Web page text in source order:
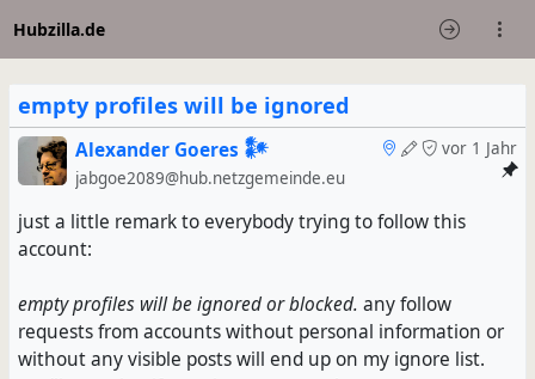
Hubzilla.de
empty profiles will be ignored
vor 1 Jahr
Alexander Goeres 𒀯
jabgoe2089@hub.netzgemeinde.eu
just a little remark to everybody trying to follow this
account:
empty profiles will be ignored or blocked. any follow
requests from accounts without personal information or
without any visible posts will end up on my ignore list.